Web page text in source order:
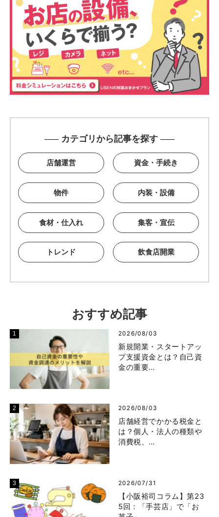
カテゴリから記事を探す
店舗運営 資金・手続き
物件 内装・設備
食材・仕入れ 集客・宣伝
トレンド 飲食店開業
おすすめ記事
2026/08/03
新規開業・スタートアッ
プ支援資金とは？自己資
金の重要…
2026/08/03
店舗経営でかかる税金と
は？個人・法人の種類や
消費税、…
2026/07/31
【小阪裕司コラム】第23
5回：「手芸店」で「お